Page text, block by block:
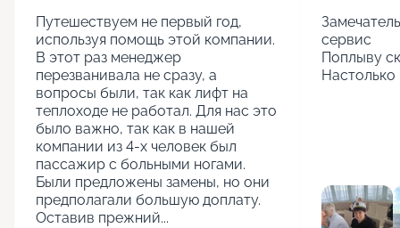
Путешествуем не первый год,
используя помощь этой компании.
В этот раз менеджер
перезванивала не сразу, а
вопросы были, так как лифт на
теплоходе не работал. Для нас это
было важно, так как в нашей
компании из 4-х человек был
пассажир с больными ногами.
Были предложены замены, но они
предполагали большую доплату.
Оставив прежний...
сервис
Поплыву